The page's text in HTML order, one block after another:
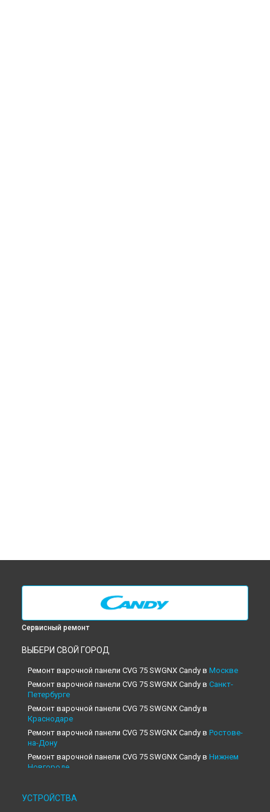
Сервисный ремонт
ВЫБЕРИ СВОЙ ГОРОД
Ремонт варочной панели CVG 75 SWGNX Candy в Москве
Ремонт варочной панели CVG 75 SWGNX Candy в Санкт-
Петербурге
Ремонт варочной панели CVG 75 SWGNX Candy в
Краснодаре
Ремонт варочной панели CVG 75 SWGNX Candy в Ростове-
на-Дону
Ремонт варочной панели CVG 75 SWGNX Candy в Нижнем
Новгороде
Новосибирске
УСТРОЙСТВА